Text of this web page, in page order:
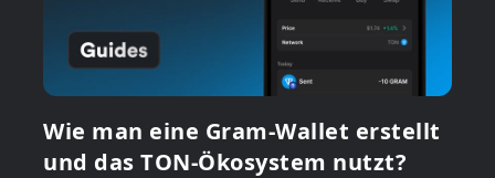
Wie man eine Gram-Wallet erstellt
und das TON-Ökosystem nutzt?